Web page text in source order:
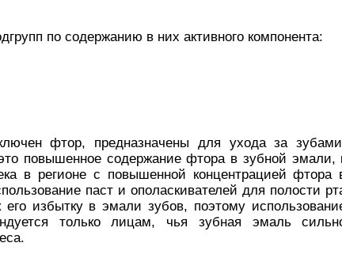
по содержанию в них активного компонента:
фтор, предназначены для ухода за
повышенное содержание фтора в зубной эмали,
в регионе с повышенной концентрацией фтора
паст и ополаскивателей для полости
избытку в эмали зубов, поэтому
только лицам, чья зубная эмаль